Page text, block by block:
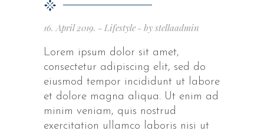
16. April 2019. Lifestyle by stellaadmin
Lorem ipsum dolor sit amet,
consectetur adipiscing elit, sed do
eiusmod tempor incididunt ut labore
et dolore magna aliqua. Ut enim ad
minim veniam, quis nostrud
exercitation ullamco laboris nisi ut